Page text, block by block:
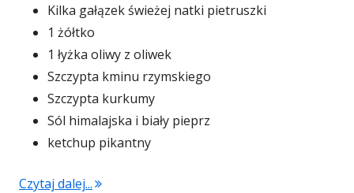
Kilka gałązek świeżej natki pietruszki
1 żółtko
1 łyżka oliwy z oliwek
Szczypta kminu rzymskiego
Szczypta kurkumy
Sól himalajska i biały pieprz
ketchup pikantny
Czytaj dalej..."Pikantne trójkąty z kurczakiem i